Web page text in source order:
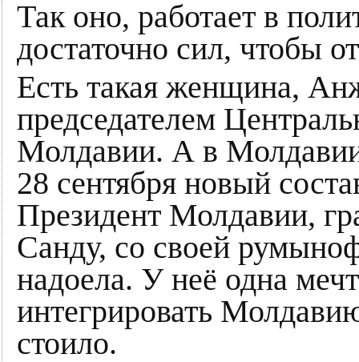
Так оно, работает в
достаточно сил, чтобы
Есть такая женщина,
председателем
Молдавии. А в
28 сентября новый
Президент Молдавии,
Санду, со своей
надоела. У неё одна
интегрировать
стоило.